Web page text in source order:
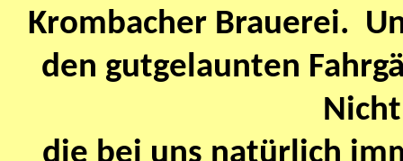
Krombacher Brauerei.
den gutgelaunten